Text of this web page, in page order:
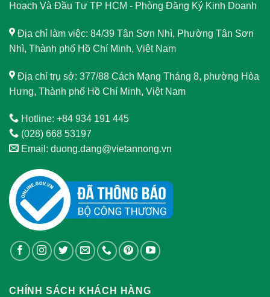
Hoạch Và Đầu Tư TP HCM - Phòng Đăng Ký Kinh Doanh
Địa chỉ làm việc: 84/39 Tân Sơn Nhì, Phường Tân Sơn
Nhì, Thành phố Hồ Chí Minh, Việt Nam
Địa chỉ trụ sở: 377/88 Cách Mạng Tháng 8, phường Hòa
Hưng, Thành phố Hồ Chí Minh, Việt Nam
Hotline: +84 934 191 445
(028) 668 53197
Email: duong.dang@vietannong.vn
CHÍNH SÁCH KHÁCH HÀNG